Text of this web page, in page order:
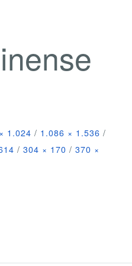
1.024 / 1.086 × 1.536 /
/ 304 × 170 / 370 ×